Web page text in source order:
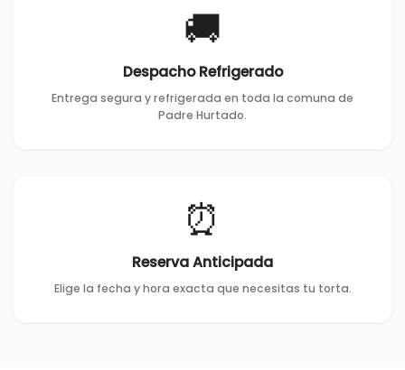
🚚
Despacho Refrigerado
Entrega segura y refrigerada en toda la comuna de
Padre Hurtado.
⏰
Reserva Anticipada
Elige la fecha y hora exacta que necesitas tu torta.